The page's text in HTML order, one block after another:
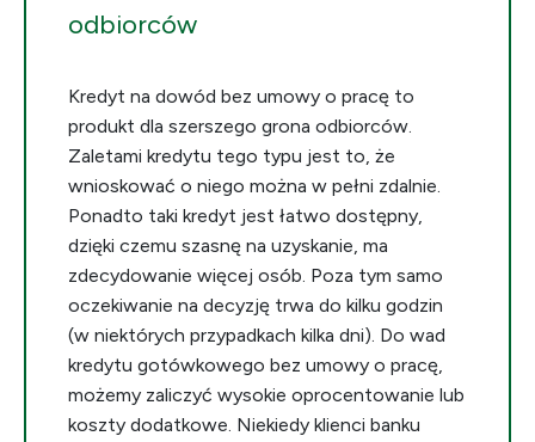
odbiorców
Kredyt na dowód bez umowy o pracę to
produkt dla szerszego grona odbiorców.
Zaletami kredytu tego typu jest to, że
wnioskować o niego można w pełni zdalnie.
Ponadto taki kredyt jest łatwo dostępny,
dzięki czemu szasnę na uzyskanie, ma
zdecydowanie więcej osób. Poza tym samo
oczekiwanie na decyzję trwa do kilku godzin
(w niektórych przypadkach kilka dni). Do wad
kredytu gotówkowego bez umowy o pracę,
możemy zaliczyć wysokie oprocentowanie lub
koszty dodatkowe. Niekiedy klienci banku